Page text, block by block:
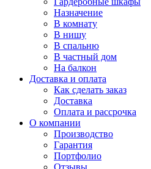
Назначение
В комнату
В нишу
В спальню
В частный дом
На балкон
Доставка и оплата
Как сделать заказ
Доставка
Оплата и рассрочка
О компании
Производство
Гарантия
Портфолио
Отзывы